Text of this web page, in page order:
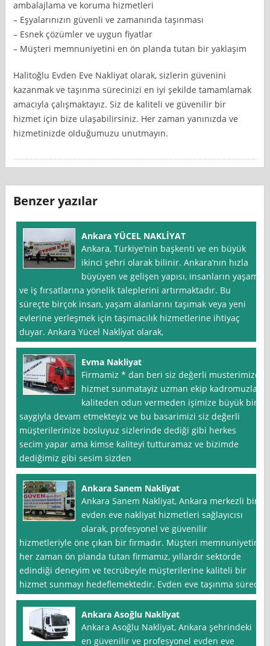
ambalajlama ve koruma hizmetleri
– Eşyalarınızın güvenli ve zamanında taşınması
– Esnek çözümler ve uygun fiyatlar
– Müşteri memnuniyetini en ön planda tutan bir yaklaşım
Halitoğlu Evden Eve Nakliyat olarak, sizlerin güvenini
kazanmak ve taşınma sürecinizi en iyi şekilde tamamlamak
amacıyla çalışmaktayız. Siz de kaliteli ve güvenilir bir
hizmet için bize ulaşabilirsiniz. Her zaman yanınızda ve
hizmetinizde olduğumuzu unutmayın.
Benzer yazılar
Ankara YÜCEL NAKLİYAT
Ankara, Türkiye’nin başkenti ve en büyük
ikinci şehri olarak bilinir. Ankara’nın hızla
büyüyen ve gelişen yapısı, insanların yaşam
ve iş fırsatlarına yönelik taleplerini artırmaktadır. Bu
süreçte birçok insan, yaşam alanlarını taşımak veya yeni
evlerine yerleşmek için taşımacılık hizmetlerine ihtiyaç
duyar. Ankara Yücel Nakli̇yat olarak,
Evma Nakliyat
Firmamiz * dan beri siz değerli musterimize
hizmet sunmatayiz uzman ekip kadromuzla
kaliteden odun vermeden işimize büyük bir
saygiyla devam etmekteyiz ve bu basarimizi siz değerli
müşterilerinize bosluyuz sizlerinde dediği gibi herkes
secim yapar ama kimse kaliteyi tutturamaz ve bizimde
dediğimiz gibi sesim sizden
Ankara Sanem Nakliyat
Ankara Sanem Nakliyat, Ankara merkezli bir
evden eve nakliyat hizmetleri sağlayıcısı
olarak, profesyonel ve güvenilir
hizmetleriyle öne çıkan bir firmadır. Müşteri memnuniyetini
her zaman ön planda tutan firmamız, yıllardır sektörde
edindiği deneyim ve tecrübeyle müşterilerine kaliteli bir
hizmet sunmayı hedeflemektedir. Evden eve taşınma süreci
Ankara Asoğlu Nakliyat
Ankara Asoğlu Nakliyat, Ankara şehrindeki
en güvenilir ve profesyonel evden eve